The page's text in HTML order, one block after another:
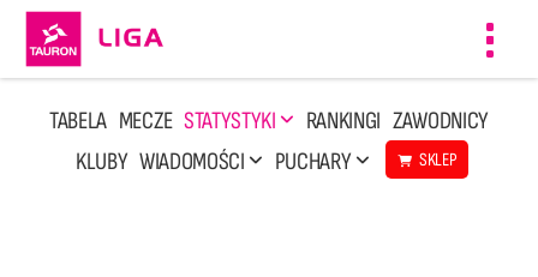
TABELA MECZE STATYSTYKI RANKINGI ZAWODNICY
KLUBY WIADOMOŚCI PUCHARY SKLEP